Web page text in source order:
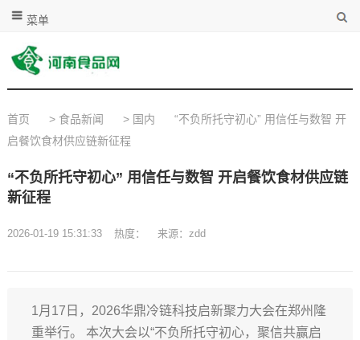
菜单
首页 > 食品新闻 > 国内
“不负所托守初心” 用信任与数智 开
启餐饮食材供应链新征程
“不负所托守初心” 用信任与数智 开启餐饮食材供应链
新征程
2026-01-19 15:31:33 热度： 来源：zdd
1月17日，2026华鼎冷链科技启新聚力大会在郑州隆
重举行。 本次大会以“不负所托守初心，聚信共赢启